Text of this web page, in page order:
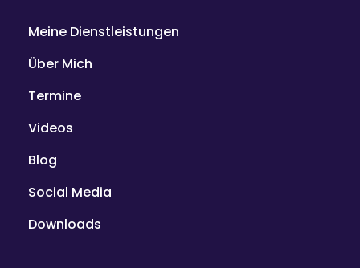
Meine Dienstleistungen
Über Mich
Termine
Videos
Blog
Social Media
Downloads